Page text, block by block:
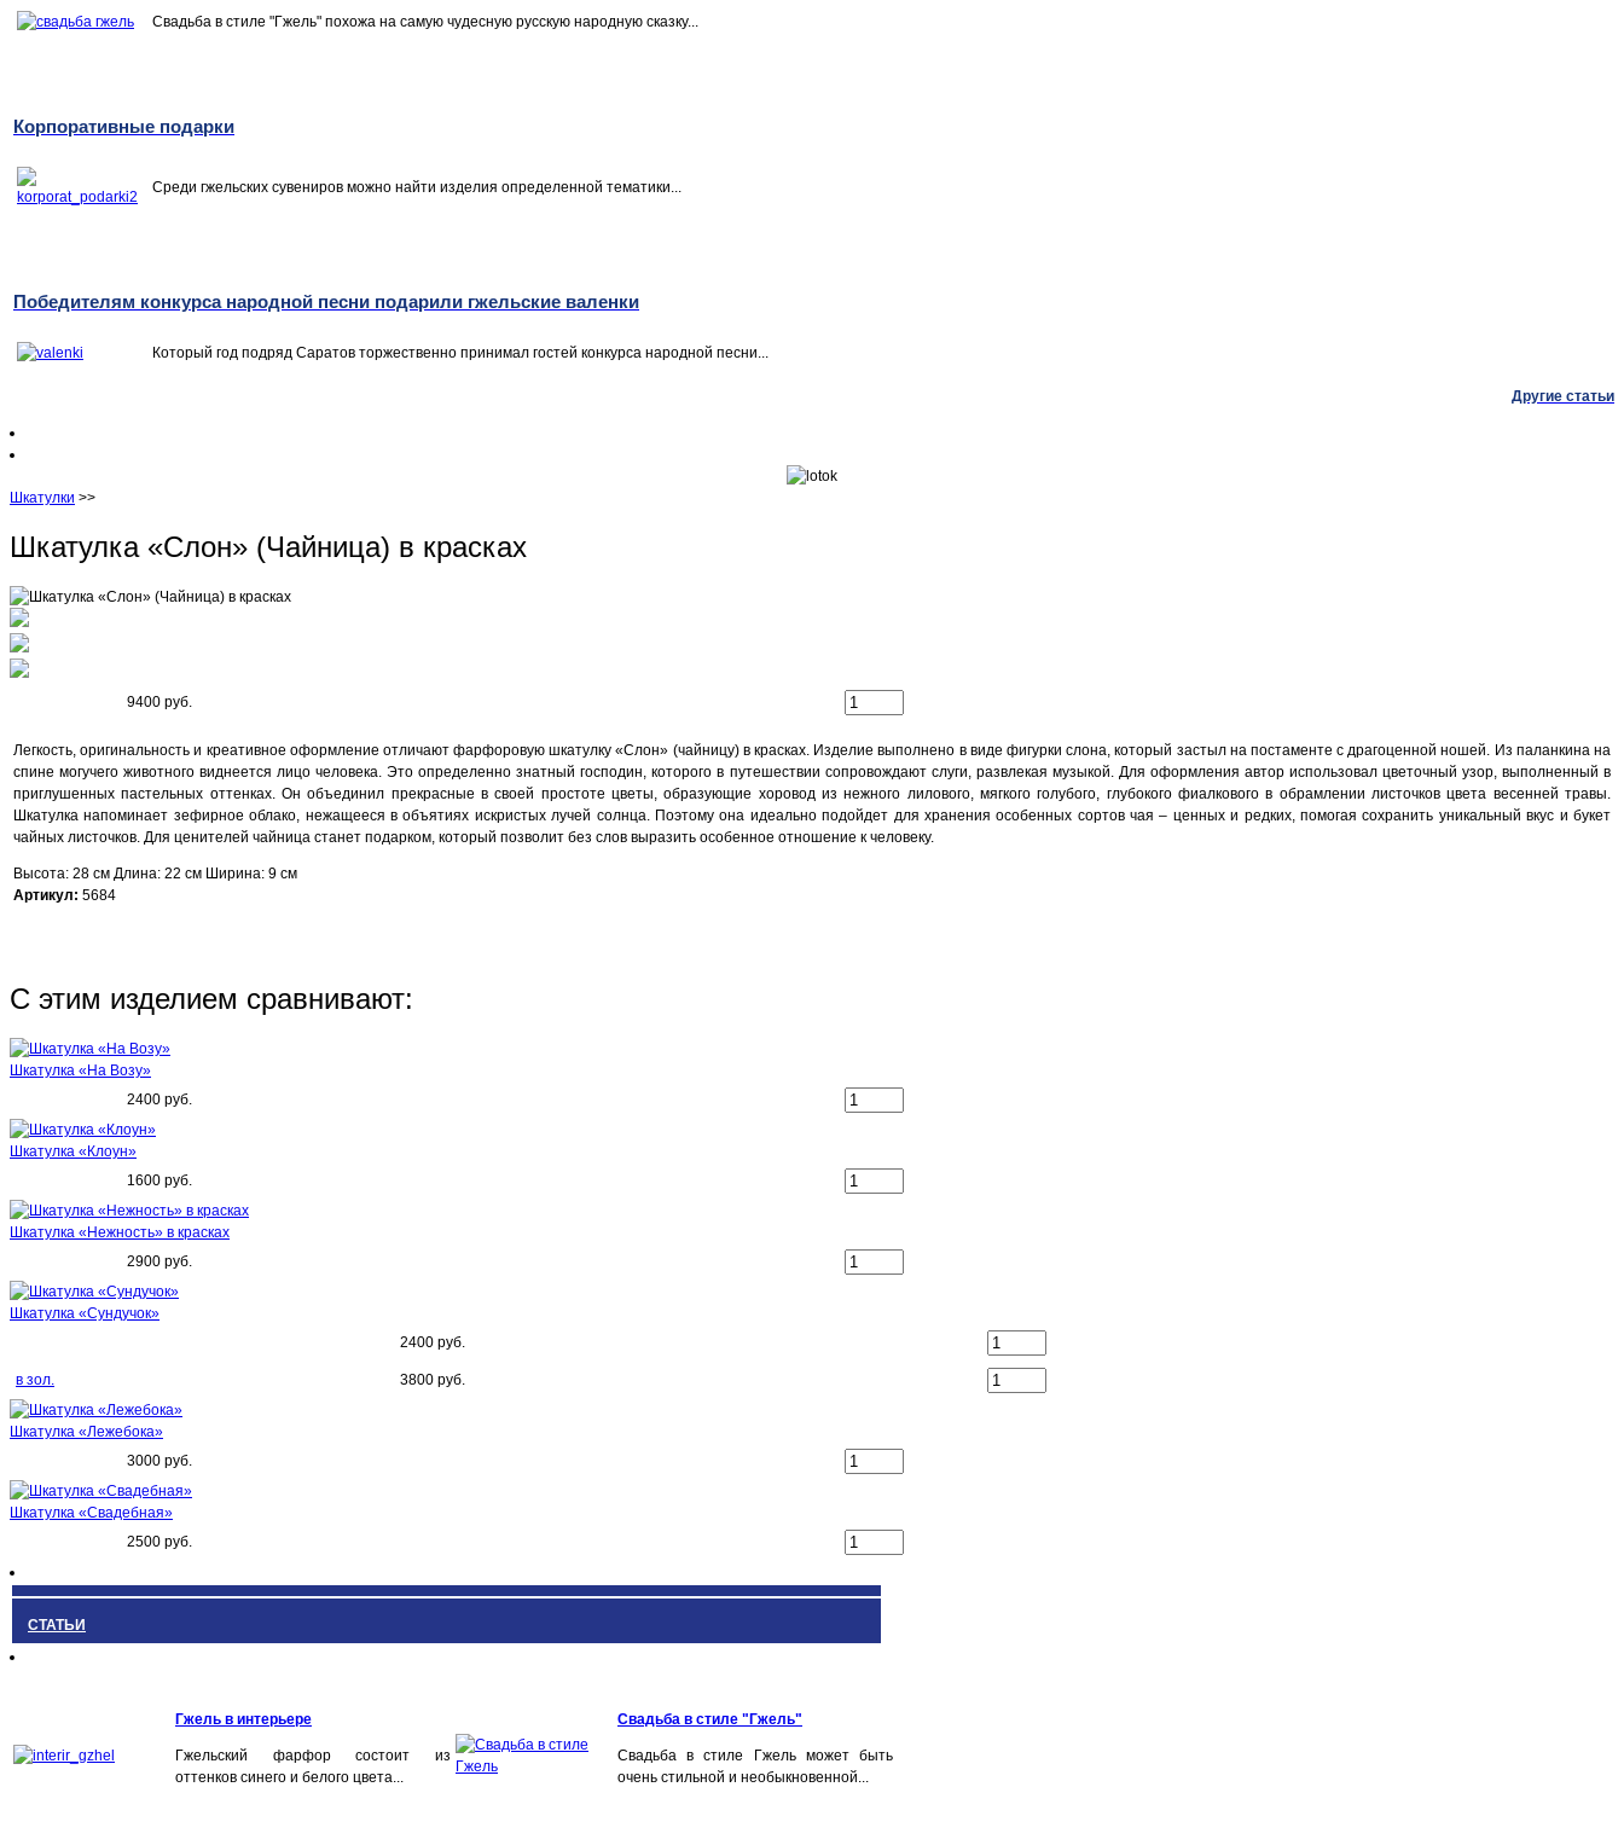
Свадьба в стиле "Гжель" похожа на самую чудесную русскую народную сказку...
Корпоративные подарки
Среди гжельских сувениров можно найти изделия определенной тематики...
Победителям конкурса народной песни подарили гжельские валенки
Который год подряд Саратов торжественно принимал гостей конкурса народной песни...
Другие статьи
Шкатулки >>
Шкатулка «Слон» (Чайница) в красках
9400 руб.
Легкость, оригинальность и креативное оформление отличают фарфоровую шкатулку «Слон» (чайницу) в красках. Изделие выполнено в виде фигурки слона, который застыл на постаменте с драгоценной ношей. Из паланкина на
спине могучего животного виднеется лицо человека. Это определенно знатный господин, которого в путешествии сопровождают слуги, развлекая музыкой. Для оформления автор использовал цветочный узор, выполненный в
приглушенных пастельных оттенках. Он объединил прекрасные в своей простоте цветы, образующие хоровод из нежного лилового, мягкого голубого, глубокого фиалкового в обрамлении листочков цвета весенней травы.
Шкатулка напоминает зефирное облако, нежащееся в объятиях искристых лучей солнца. Поэтому она идеально подойдет для хранения особенных сортов чая – ценных и редких, помогая сохранить уникальный вкус и букет
чайных листочков. Для ценителей чайница станет подарком, который позволит без слов выразить особенное отношение к человеку.
Высота: 28 см Длина: 22 см Ширина: 9 см
Артикул: 5684
С этим изделием сравнивают:
Шкатулка «На Возу»
2400 руб.
Шкатулка «Клоун»
1600 руб.
Шкатулка «Нежность» в красках
2900 руб.
Шкатулка «Сундучок»
2400 руб.
в зол. 3800 руб.
Шкатулка «Лежебока»
3000 руб.
Шкатулка «Свадебная»
2500 руб.
СТАТЬИ
Гжель в интерьере
Гжельский фарфор состоит из
оттенков синего и белого цвета...
Свадьба в стиле "Гжель"
Свадьба в стиле Гжель может быть
очень стильной и необыкновенной...